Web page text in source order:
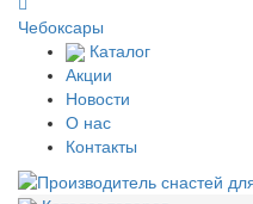
Чебоксары
Каталог
Акции
Новости
О нас
Контакты